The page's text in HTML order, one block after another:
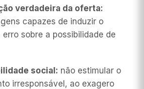
verdadeira da oferta:
capazes de induzir o
sobre a possibilidade de
social: não estimular o
irresponsável, ao exagero